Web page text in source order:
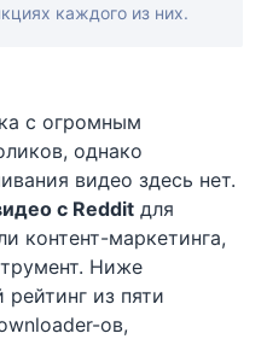
каждого из них.
с огромным
однако
видео здесь нет.
с Reddit для
контент-маркетинга,
Ниже
из пяти
ов,